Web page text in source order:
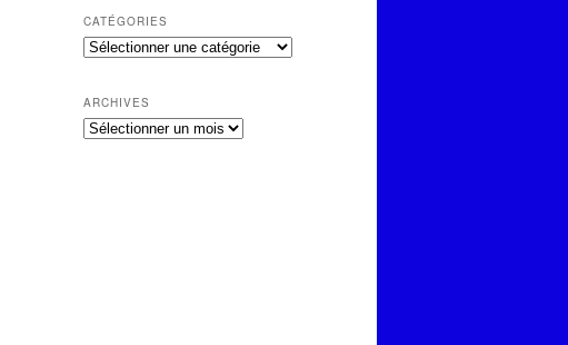
CATÉGORIES
Catégories
ARCHIVES
Archives